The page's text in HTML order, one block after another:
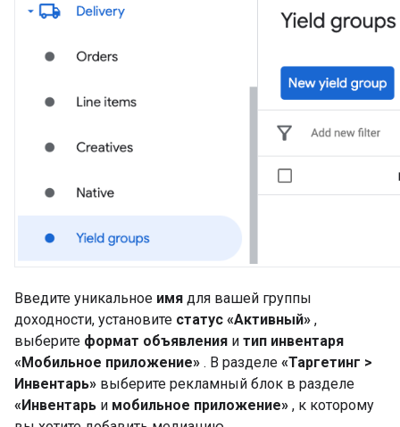
Введите уникальное имя для вашей группы
доходности, установите статус «Активный» ,
выберите формат объявления и тип инвентаря
«Мобильное приложение» . В разделе «Таргетинг >
Инвентарь» выберите рекламный блок в разделе
«Инвентарь и мобильное приложение» , к которому